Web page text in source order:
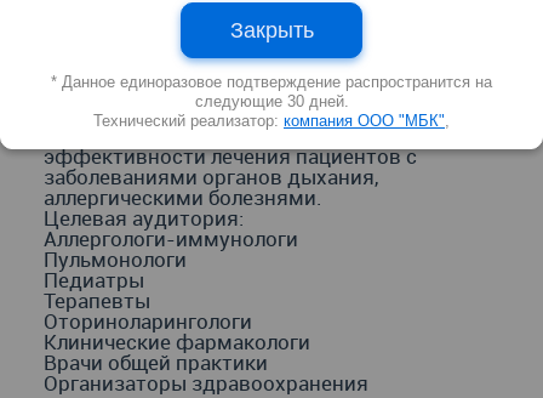
25 мая 2022 г.
Трансляция пройдет онлайн на
образовательном медицинском портале
Medtouch.org
ОСНОВНАЯ ЦЕЛЬ
Повышение качества диагностики и
эффективности лечения пациентов с
заболеваниями органов дыхания,
аллергическими болезнями.
Целевая аудитория:
Аллергологи-иммунологи
Пульмонологи
Педиатры
Терапевты
Оториноларингологи
Клинические фармакологи
Врачи общей практики
Организаторы здравоохранения
Закрыть
* Данное единоразовое подтверждение распространится на
следующие 30 дней.
Технический реализатор: компания ООО "МБК",